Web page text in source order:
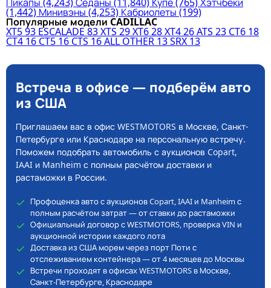
(1,442) Минивэны (4,253) Кабриолеты (199)
Популярные модели CADILLAC
XT593 ESCALADE 83XTS 29XT628XT426ATS 23 CT6 18
CT4 16 CT5 16 CTS 16ALL OTHER 13SRX 13
Встреча в офисе — подберём авто
из США
Приглашаем вас в офис WESTMOTORS в Москве, Санкт-
Петербурге или Краснодаре на персональную встречу.
Поможем подобрать автомобиль с аукционов Copart,
IAAI и Manheim с полным расчётом доставки и
растаможки в России.
Профоценка авто с аукционов Copart, IAAI и Manheim с
полным расчётом затрат — от ставки до растаможки
Официальный договор с WESTMOTORS, проверка VIN и
аукционной истории каждого лота
Доставка из США морем через порт Поти с
отслеживанием контейнера — от 4 месяцев до Москвы
Встречи проходят в офисах WESTMOTORS в Москве,
Санкт-Петербурге, Краснодаре